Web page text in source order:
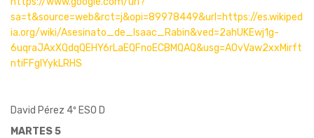
sa=t&source=web&rct=j&opi=89978449&url=https://es.wikiped
ia.org/wiki/Asesinato_de_Isaac_Rabin&ved=2ahUKEwj1g-
6uqraJAxXQdqQEHY6rLaEQFnoECBMQAQ&usg=AOvVaw2xxMirft
ntiFFgIYykLRHS
David Pérez 4º ESO D
MARTES 5